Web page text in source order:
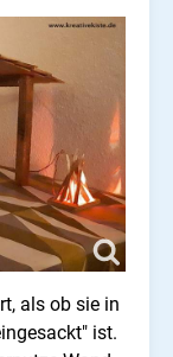
als ob sie in
ist.